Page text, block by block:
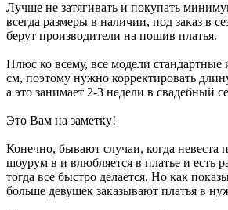
Лучше не затягивать и покупать
всегда размеры в наличии, под заказ в
берут производители на пошив платья.
Плюс ко всему, все модели стандартные
см, поэтому нужно корректировать
а это занимает 2-3 недели в свадебный
Это Вам на заметку!
Конечно, бывают случаи, когда невеста
шоурум в и влюбляется в платье и есть
тогда все быстро делается. Но как
больше девушек заказывают платья в